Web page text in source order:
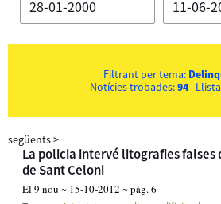
Filtrant per tema:
Notícies trobades:94
següents>
La policia intervé litografies falses
de Sant Celoni
El 9 nou ~ 15-10-2012 ~ pàg. 6